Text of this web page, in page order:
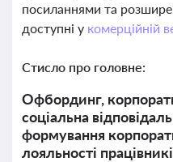
посиланнями та
доступні у комерційній
Стисло про головне:
Офбординг,
соціальна
формування
лояльності